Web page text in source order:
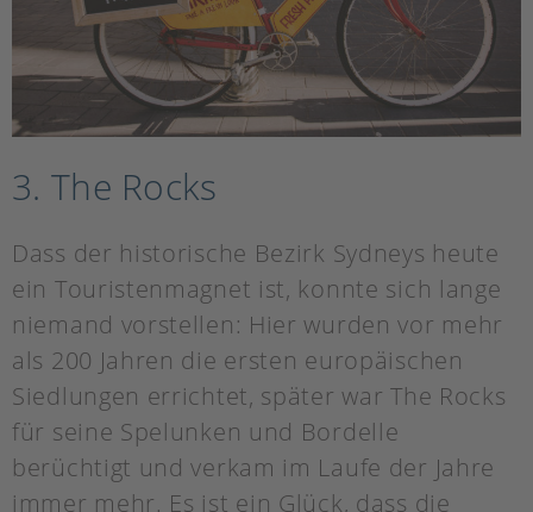
3. The Rocks
Dass der historische Bezirk Sydneys heute
ein Touristenmagnet ist, konnte sich lange
niemand vorstellen: Hier wurden vor mehr
als 200 Jahren die ersten europäischen
Siedlungen errichtet, später war The Rocks
für seine Spelunken und Bordelle
berüchtigt und verkam im Laufe der Jahre
immer mehr. Es ist ein Glück, dass die